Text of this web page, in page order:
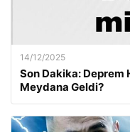
14/12/2025
Son Dakika: Deprem
Meydana Geldi?